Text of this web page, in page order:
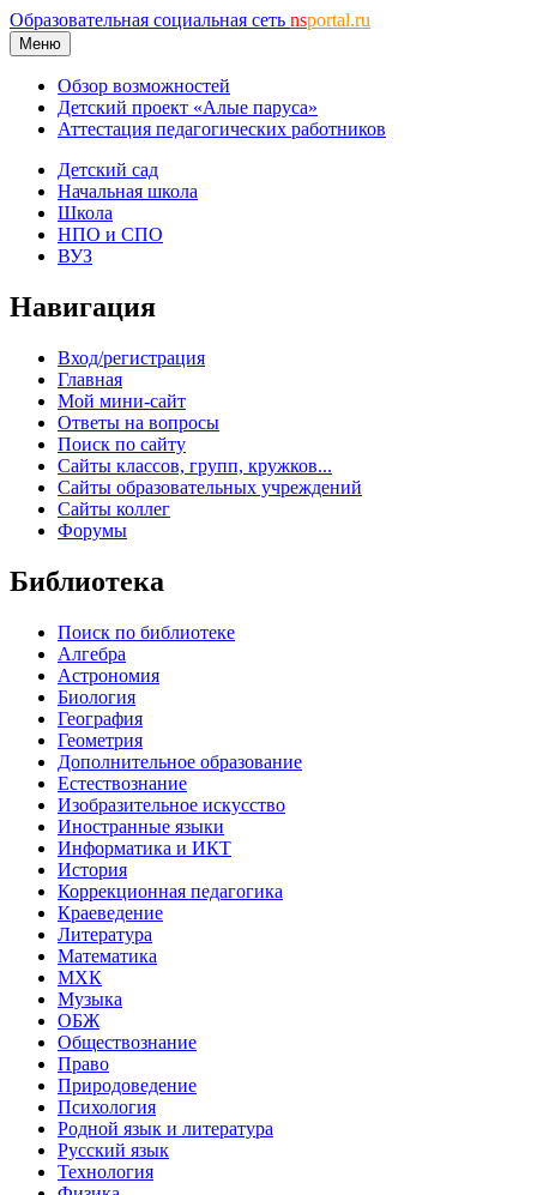
Образовательная социальная сеть nsportal.ru
Меню
Обзор возможностей
Детский проект «Алые паруса»
Аттестация педагогических работников
Детский сад
Начальная школа
Школа
НПО и СПО
ВУЗ
Навигация
Вход/регистрация
Главная
Мой мини-сайт
Ответы на вопросы
Поиск по сайту
Сайты классов, групп, кружков...
Сайты образовательных учреждений
Сайты коллег
Форумы
Библиотека
Поиск по библиотеке
Алгебра
Астрономия
Биология
География
Геометрия
Дополнительное образование
Естествознание
Изобразительное искусство
Иностранные языки
Информатика и ИКТ
История
Коррекционная педагогика
Краеведение
Литература
Математика
МХК
Музыка
ОБЖ
Обществознание
Право
Природоведение
Психология
Родной язык и литература
Русский язык
Технология